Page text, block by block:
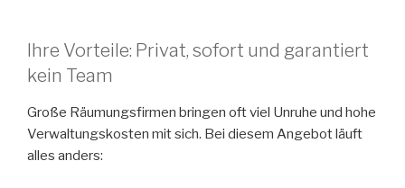
Ihre Vorteile: Privat, sofort und garantiert
kein Team
Große Räumungsfirmen bringen oft viel Unruhe und hohe
Verwaltungskosten mit sich. Bei diesem Angebot läuft
alles anders: